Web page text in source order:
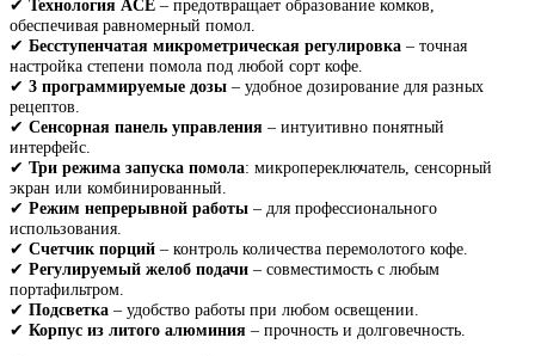
✔ Технология ACE – предотвращает образование комков,
обеспечивая равномерный помол.
✔ Бесступенчатая микрометрическая регулировка – точная
настройка степени помола под любой сорт кофе.
✔ 3 программируемые дозы – удобное дозирование для разных
рецептов.
✔ Сенсорная панель управления – интуитивно понятный
интерфейс.
✔ Три режима запуска помола: микропереключатель, сенсорный
экран или комбинированный.
✔ Режим непрерывной работы – для профессионального
использования.
✔ Счетчик порций – контроль количества перемолотого кофе.
✔ Регулируемый желоб подачи – совместимость с любым
портафильтром.
✔ Подсветка – удобство работы при любом освещении.
✔ Корпус из литого алюминия – прочность и долговечность.